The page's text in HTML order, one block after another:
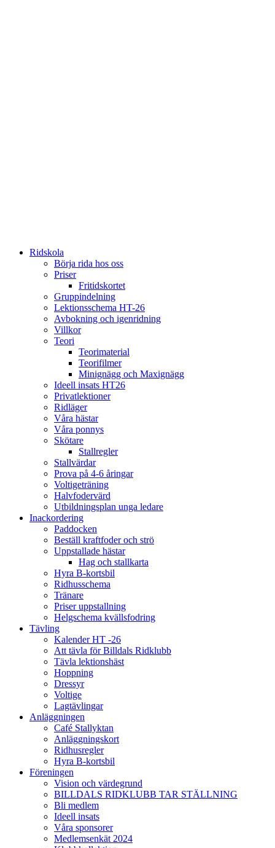
Ridskola
Börja rida hos oss
Priser
Fritidskortet
Gruppindelning
Lektionsschema HT-26
Avbokning och igenridning
Villkor
Teori
Teorimaterial
Teorifilmer
Minignägg och Maxignägg
Ideell insats HT26
Privatlektioner
Ridläger
Våra hästar
Våra ponnys
Skötare
Stallregler
Stallvärdar
Prova på 4-6 åringar
Voltigeträning
Halvfodervärd
Utbildningsplan unga ledare
Inackordering
Paddocken
Beställ kraftfoder och strö
Uppstallade hästar
Hag och stallkarta
Hyra B-kortsbil
Ridhusschema
Tränare
Priser uppstallning
Helgschema kvällsfodring
Tävling
Kalender HT -26
Att tävla för Billdals Ridklubb
Tävla lektionshäst
Hoppning
Dressyr
Voltige
Lagtävlingar
Anläggningen
Café Stallyktan
Anläggningskort
Ridhusregler
Hyra B-kortsbil
Föreningen
Vision och värdegrund
BILLDALS RIDKLUBB TAR STÄLLNING
Bli medlem
Ideell insats
Våra sponsorer
Medlemsenkät 2024